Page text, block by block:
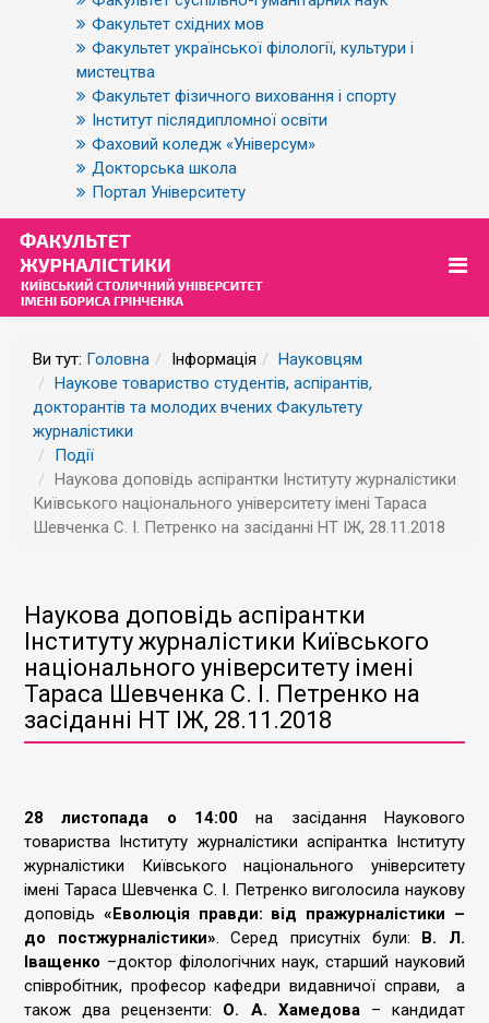
Факультет східних мов
Факультет української філології, культури і
мистецтва
Факультет фізичного виховання і спорту
Інститут післядипломної освіти
Фаховий коледж «Універсум»
Докторська школа
Портал Університету
Ви тут: Головна Інформація
Науковцям
Наукове товариство студентів, аспірантів,
докторантів та молодих вчених Факультету
журналістики
Події
Наукова доповідь аспірантки Інституту журналістики
Київського національного університету імені Тараса
Шевченка С. І. Петренко на засіданні НТ ІЖ, 28.11.2018
Наукова доповідь аспірантки
Інституту журналістики Київського
національного університету імені
Тараса Шевченка С. І. Петренко на
засіданні НТ ІЖ, 28.11.2018
28 листопада о 14:00 на засідання Наукового
товариства Інституту журналістики аспірантка Інституту
журналістики Київського національного університету
імені Тараса Шевченка С. І. Петренко виголосила наукову
доповідь «Еволюція правди: від пражурналістики –
до постжурналістики». Серед присутніх були: В. Л.
Іващенко –доктор філологічних наук, старший науковий
співробітник, професор кафедри видавничої справи, а
також два рецензенти: О. А. Хамедова– кандидат